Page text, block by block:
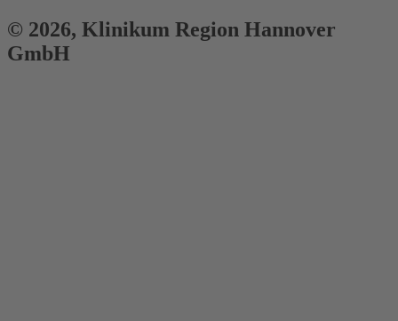
© 2026, Klinikum Region Hannover
GmbH